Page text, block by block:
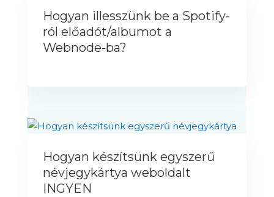
Hogyan illesszünk be a Spotify-
ról előadót/albumot a
Webnode-ba?
Hogyan készítsünk egyszerű
névjegykártya weboldalt
INGYEN